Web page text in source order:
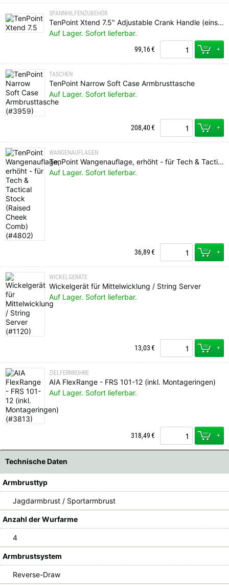
SPANNHILFENZUBEHÖR
TenPoint Xtend 7.5" Adjustable Crank Handle (einstellbare Handkurbel)
Auf Lager. Sofort lieferbar.
99,16€ +
TASCHEN
TenPoint Narrow Soft Case Armbrusttasche
Auf Lager. Sofort lieferbar.
208,40€ +
WANGENAUFLAGEN
TenPoint Wangenauflage, erhöht - für Tech & Tactical Stock (Raised Cheek Comb)
Auf Lager. Sofort lieferbar.
36,89€ +
WICKELGERÄTE
Wickelgerät für Mittelwicklung / String Server
Auf Lager. Sofort lieferbar.
13,03€ +
ZIELFERNROHRE
AIA FlexRange - FRS 101-12 (inkl. Montageringen)
Auf Lager. Sofort lieferbar.
318,49€ +
Technische Daten
Armbrusttyp
Jagdarmbrust / Sportarmbrust
Anzahl der Wurfarme
4
Armbrustsystem
Reverse-Draw